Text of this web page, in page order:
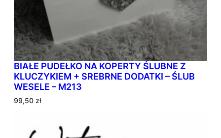
BIAŁE PUDEŁKO NA KOPERTY ŚLUBNE Z
KLUCZYKIEM + SREBRNE DODATKI – ŚLUB
WESELE – M213
99,50 zł